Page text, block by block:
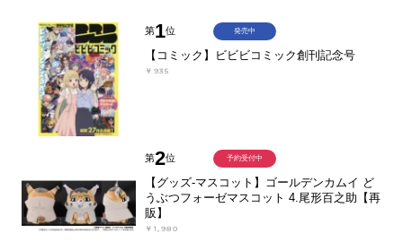
第1位
【コミック】ビビビコミック創刊記念号
￥935
発売中
第2位
【グッズ-マスコット】ゴールデンカムイ ど
うぶつフォーゼマスコット 4.尾形百之助【再
販】
￥1,980
予約受付中